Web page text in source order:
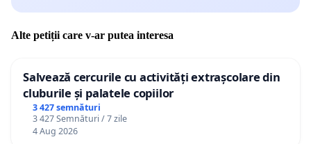
Alte petiții care v-ar putea interesa
Salvează cercurile cu activități extrașcolare din
cluburile și palatele copiilor
3 427 semnături
3 427 Semnături / 7 zile
4 Aug 2026